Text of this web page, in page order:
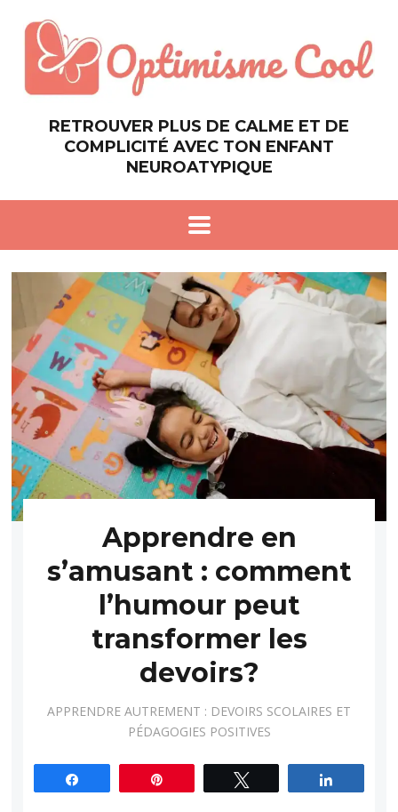
RETROUVER PLUS DE CALME ET DE
COMPLICITÉ AVEC TON ENFANT
NEUROATYPIQUE
Apprendre en
s’amusant : comment
l’humour peut
transformer les
devoirs?
APPRENDRE AUTREMENT : DEVOIRS SCOLAIRES ET
PÉDAGOGIES POSITIVES